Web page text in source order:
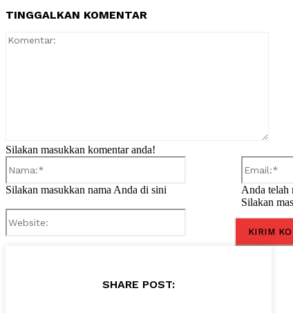
TINGGALKAN KOMENTAR
Silakan masukkan komentar anda!
Silakan masukkan nama Anda di sini
Anda telah
Silakan
SHARE POST: